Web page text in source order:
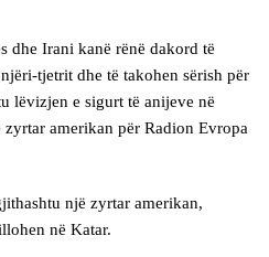
dhe Irani kanë rënë dakord të
tjetrit dhe të takohen sërish për
lëvizjen e sigurt të anijeve në
amerikan për Radion Evropa
një zyrtar amerikan,
në Katar.